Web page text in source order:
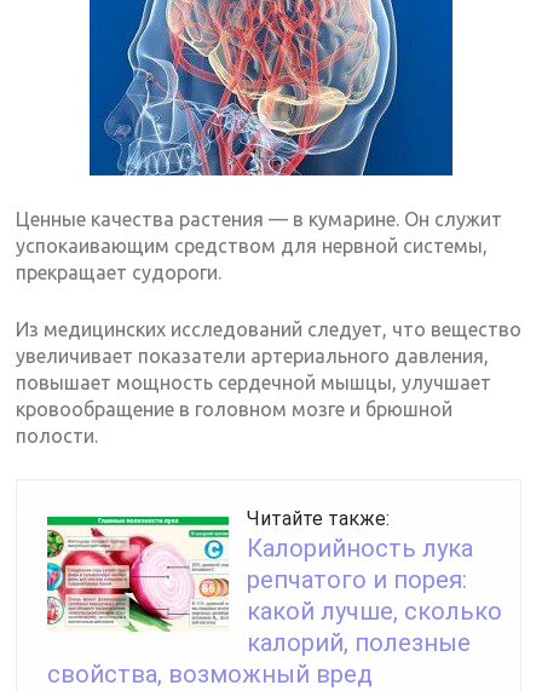
Ценные качества растения — в кумарине. Он служит
успокаивающим средством для нервной системы,
прекращает судороги.
Из медицинских исследований следует, что вещество
увеличивает показатели артериального давления,
повышает мощность сердечной мышцы, улучшает
кровообращение в головном мозге и брюшной
полости.
Читайте также:
Калорийность лука
репчатого и порея:
какой лучше, сколько
калорий, полезные
свойства, возможный вред